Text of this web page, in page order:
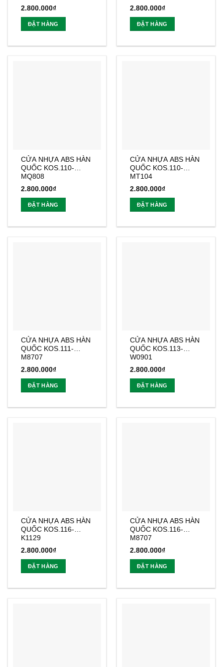
2.800.000₫
ĐẶT HÀNG
2.800.000₫
ĐẶT HÀNG
CỬA NHỰA ABS HÀN
QUỐC KOS.110-
MQ808
2.800.000₫
ĐẶT HÀNG
CỬA NHỰA ABS HÀN
QUỐC KOS.110-
MT104
2.800.000₫
ĐẶT HÀNG
CỬA NHỰA ABS HÀN
QUỐC KOS.111-
M8707
2.800.000₫
ĐẶT HÀNG
CỬA NHỰA ABS HÀN
QUỐC KOS.113-
W0901
2.800.000₫
ĐẶT HÀNG
CỬA NHỰA ABS HÀN
QUỐC KOS.116-
K1129
2.800.000₫
ĐẶT HÀNG
CỬA NHỰA ABS HÀN
QUỐC KOS.116-
M8707
2.800.000₫
ĐẶT HÀNG